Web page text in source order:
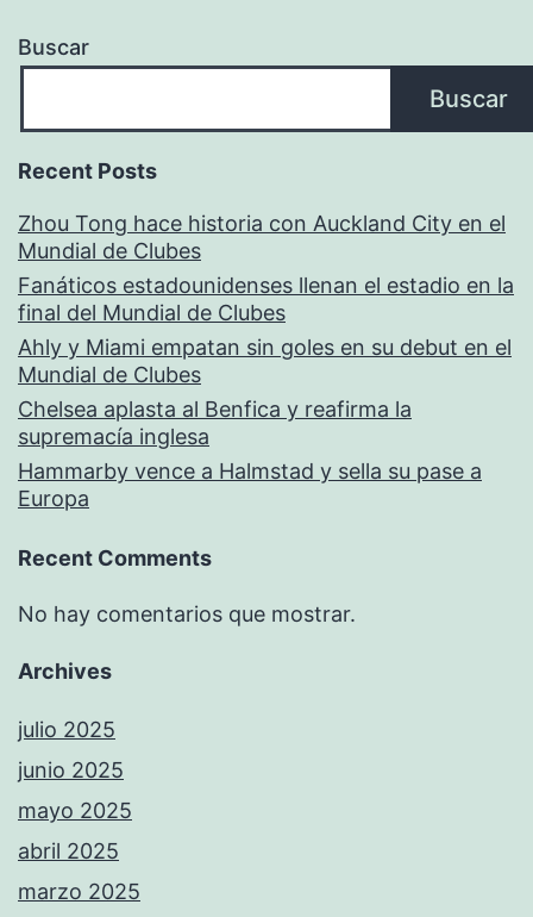
Buscar
Buscar
Recent Posts
Zhou Tong hace historia con Auckland City en el
Mundial de Clubes
Fanáticos estadounidenses llenan el estadio en la
final del Mundial de Clubes
Ahly y Miami empatan sin goles en su debut en el
Mundial de Clubes
Chelsea aplasta al Benfica y reafirma la
supremacía inglesa
Hammarby vence a Halmstad y sella su pase a
Europa
Recent Comments
No hay comentarios que mostrar.
Archives
julio 2025
junio 2025
mayo 2025
abril 2025
marzo 2025